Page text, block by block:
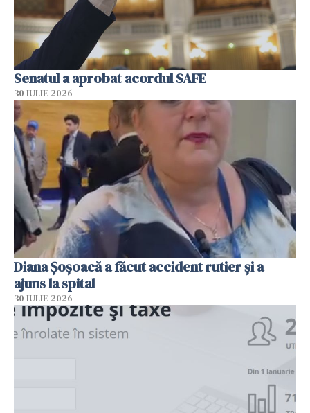
Senatul a aprobat acordul SAFE
30 IULIE 2026
Diana Șoșoacă a făcut accident rutier și a
ajuns la spital
30 IULIE 2026